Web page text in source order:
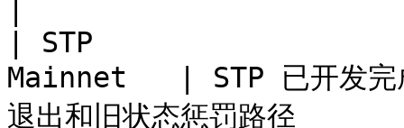
| STP
Mainnet   | STP 已开发完成
退出和旧状态惩罚路径